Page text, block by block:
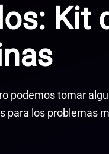
Kit
podemos tomar
para los problemas